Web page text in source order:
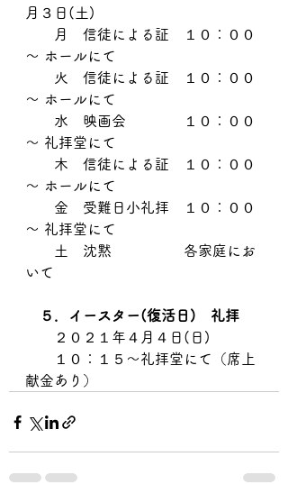
月３日(土)
月　信徒による証　１０：００
～ ホールにて
火　信徒による証　１０：００
～ ホールにて
水　映画会　　　　１０：００
～ 礼拝堂にて
木　信徒による証　１０：００
～ ホールにて
金　受難日小礼拝　１０：００
～ 礼拝堂にて
土　沈黙　　　　　各家庭にお
いて
５．イースター(復活日)　礼拝
２０２１年４月４日(日)
１０：１５～礼拝堂にて（席上
献金あり）